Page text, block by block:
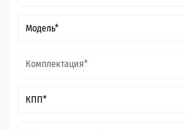
Модель*
Комплектация*
КПП*